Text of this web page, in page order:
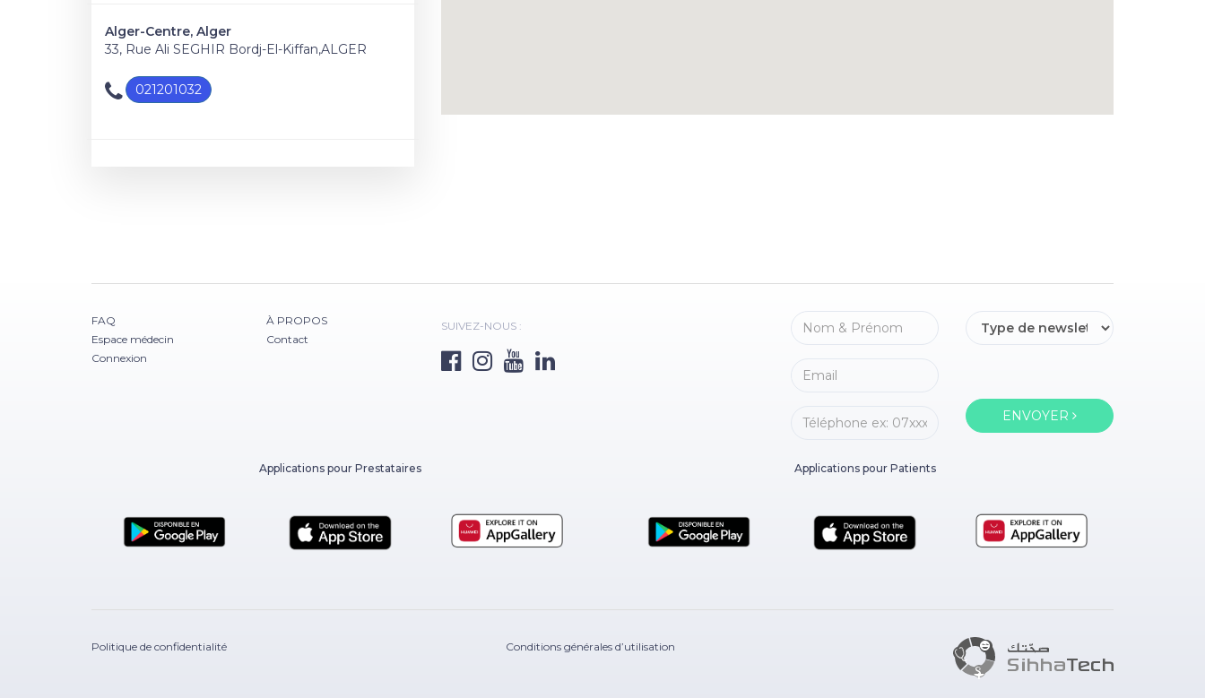
Alger-Centre, Alger
33, Rue Ali SEGHIR Bordj-El-Kiffan,ALGER
021201032
FAQ
Espace médecin
Connexion
À PROPOS
Contact
SUIVEZ-NOUS :
ENVOYER
Applications pour Prestataires Applications pour Patients
Politique de confidentialité Conditions générales d’utilisation